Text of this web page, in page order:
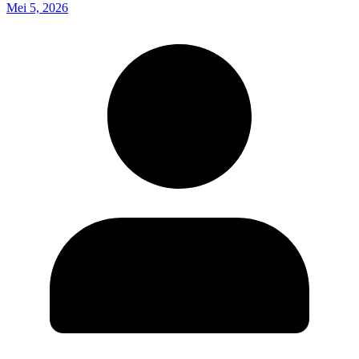
Mei 5, 2026